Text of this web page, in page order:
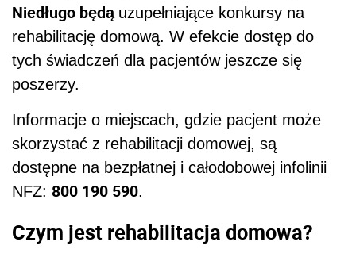
Niedługo będą uzupełniające konkursy na
rehabilitację domową. W efekcie dostęp do
tych świadczeń dla pacjentów jeszcze się
poszerzy.
Informacje o miejscach, gdzie pacjent może
skorzystać z rehabilitacji domowej, są
dostępne na bezpłatnej i całodobowej infolinii
NFZ: 800 190 590.
Czym jest rehabilitacja domowa?